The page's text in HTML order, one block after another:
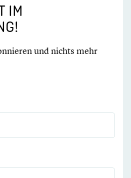
IM
und nichts mehr